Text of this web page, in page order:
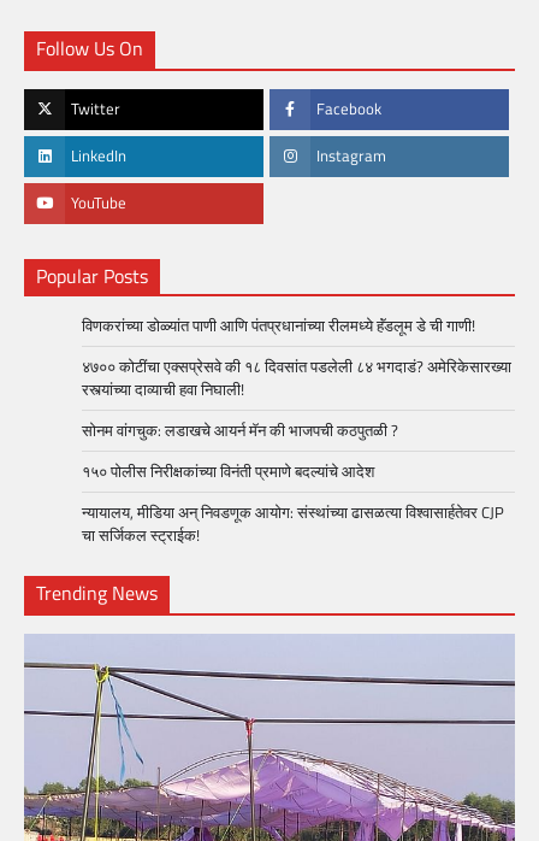
Follow Us On
Twitter Facebook
LinkedIn Instagram
YouTube
Popular Posts
विणकरांच्या डोळ्यांत पाणी आणि पंतप्रधानांच्या रीलमध्ये हॅंडलूम डे ची गाणी!
४७०० कोटींचा एक्सप्रेसवे की १८ दिवसांत पडलेली ८४ भगदाडं? अमेरिकेसारख्या
रस्त्यांच्या दाव्याची हवा निघाली!
सोनम वांगचुक: लडाखचे आयर्न मॅन की भाजपची कठपुतळी ?
१५० पोलीस निरीक्षकांच्या विनंती प्रमाणे बदल्यांचे आदेश
न्यायालय, मीडिया अन् निवडणूक आयोग: संस्थांच्या ढासळत्या विश्वासार्हतेवर CJP
चा सर्जिकल स्ट्राईक!
Trending News